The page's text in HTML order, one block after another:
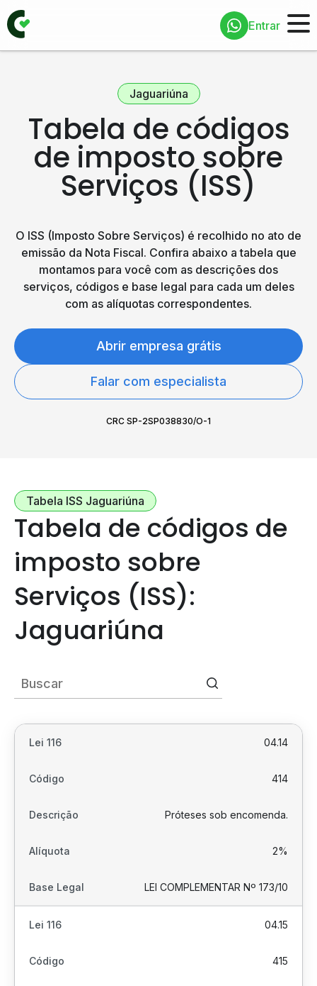
Entrar
Jaguariúna
Tabela de códigos
de imposto sobre
Serviços (ISS)
O ISS (Imposto Sobre Serviços) é recolhido no ato de
emissão da Nota Fiscal. Confira abaixo a tabela que
montamos para você com as descrições dos
serviços, códigos e base legal para cada um deles
com as alíquotas correspondentes.
Abrir empresa grátis
Falar com especialista
CRC SP-2SP038830/O-1
Tabela ISS Jaguariúna
Tabela de códigos de
imposto sobre
Serviços (ISS):
Jaguariúna
04.14
414
Próteses sob encomenda.
2%
LEI COMPLEMENTAR Nº 173/10
04.15
415